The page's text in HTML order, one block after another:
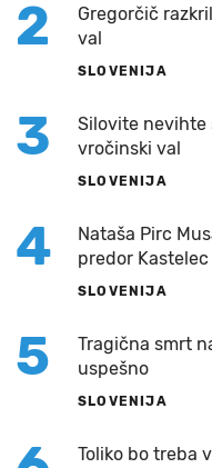
2
Gregorčič
val
SLOVENIJA
3
Silovite nevihte
vročinski val
SLOVENIJA
4
Nataša Pirc
predor
SLOVENIJA
5
Tragična smrt
uspešno
SLOVENIJA
Toliko bo treba